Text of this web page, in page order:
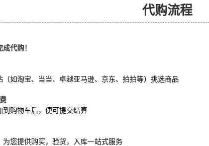
代购流程
代购！
如淘宝、当当、卓越亚马逊、京东、拍拍等）挑选商品
购物车后，便可提交结算
您提供购买，验货，入库一站式服务